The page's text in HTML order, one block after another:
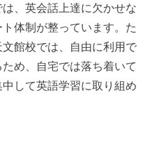
、英会話上達に欠かせな
体制が整っています。た
館校では、自由に利用で
め、自宅では落ち着いて
して英語学習に取り組め